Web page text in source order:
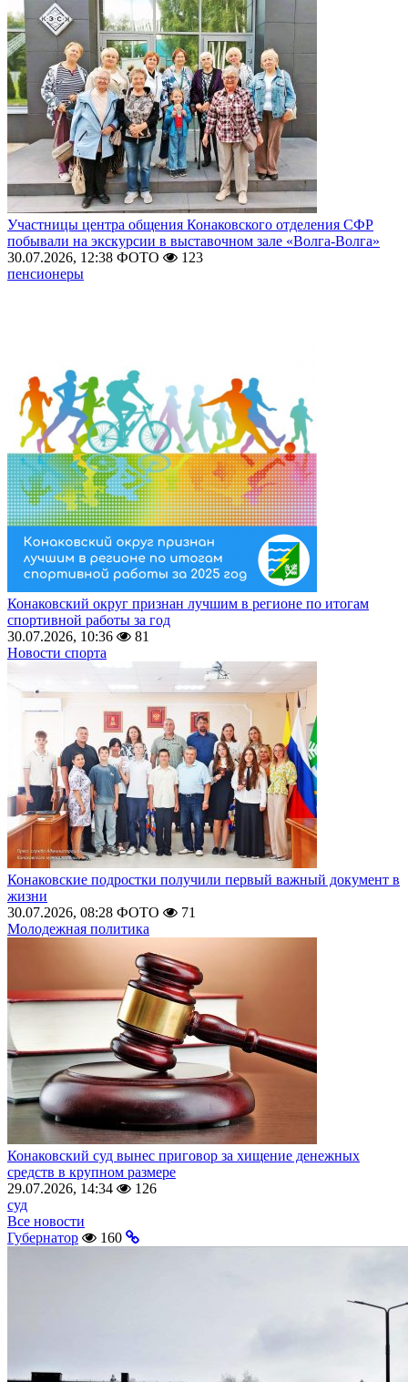
Участницы центра общения Конаковского отделения СФР
побывали на экскурсии в выставочном зале «Волга-Волга»
30.07.2026, 12:38 ФОТО
123
пенсионеры
Конаковский округ признан лучшим в регионе по итогам
спортивной работы за год
30.07.2026, 10:36
81
Новости спорта
Конаковские подростки получили первый важный документ в
жизни
30.07.2026, 08:28 ФОТО
71
Молодежная политика
Конаковский суд вынес приговор за хищение денежных
средств в крупном размере
29.07.2026, 14:34
126
суд
Все новости
Губернатор
160